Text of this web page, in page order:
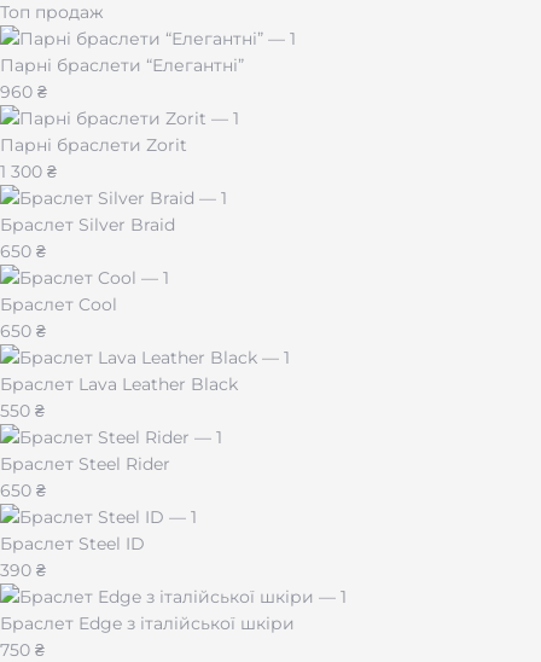
Топ продаж
Парні браслети “Елегантні”
960 ₴
Парні браслети Zorit
1 300 ₴
Браслет Silver Braid
650 ₴
Браслет Cool
650 ₴
Браслет Lava Leather Black
550 ₴
Браслет Steel Rider
650 ₴
Браслет Steel ID
390 ₴
Браслет Edge з італійської шкіри
750 ₴